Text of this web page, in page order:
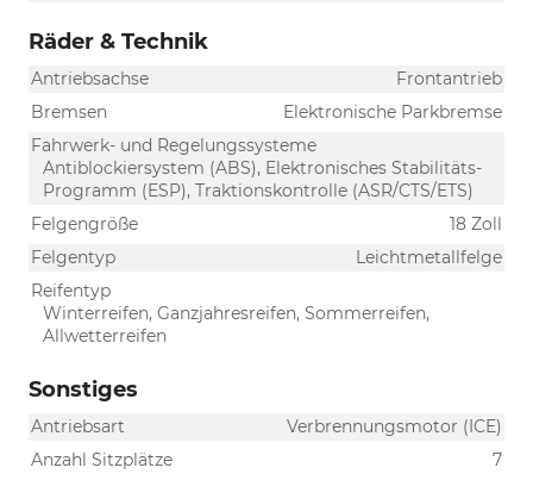
Räder & Technik
Antriebsachse
Frontantrieb
Bremsen
Elektronische Parkbremse
Fahrwerk- und Regelungssysteme
Antiblockiersystem (ABS), Elektronisches Stabilitäts-
Programm (ESP), Traktionskontrolle (ASR/CTS/ETS)
Felgengröße
18 Zoll
Felgentyp
Leichtmetallfelge
Reifentyp
Winterreifen, Ganzjahresreifen, Sommerreifen,
Allwetterreifen
Sonstiges
Antriebsart
Verbrennungsmotor (ICE)
Anzahl Sitzplätze
7